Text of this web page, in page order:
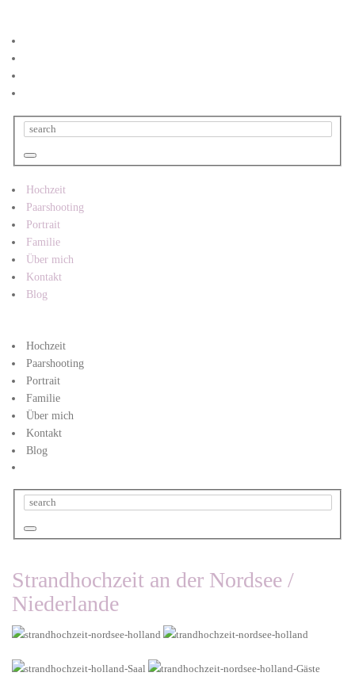
Hochzeit
Paarshooting
Portrait
Familie
Über mich
Kontakt
Blog
Hochzeit
Paarshooting
Portrait
Familie
Über mich
Kontakt
Blog
Strandhochzeit an der Nordsee /
Niederlande